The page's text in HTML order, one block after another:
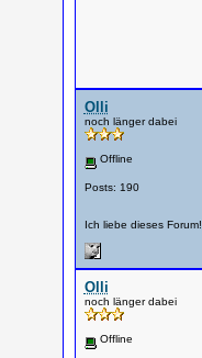
Olli
noch länger dabei
Offline
Posts: 190
Ich liebe dieses Forum!
Olli
noch länger dabei
Offline